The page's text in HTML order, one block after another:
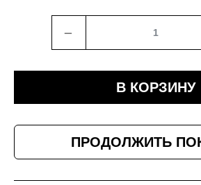
﹣
В КОРЗИНУ
ПРОДОЛЖИТЬ